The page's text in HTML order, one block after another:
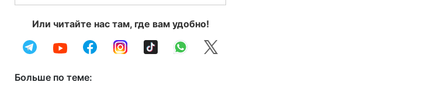
Или читайте нас там, где вам удобно!
Больше по теме: